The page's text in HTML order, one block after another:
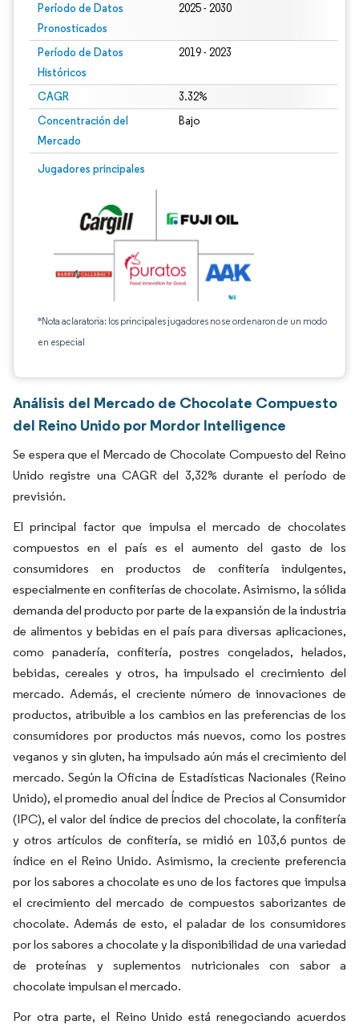
Período de Datos
Pronosticados
2025 - 2030
Período de Datos
Históricos
2019 - 2023
CAGR 3.32%
Concentración del
Mercado
Bajo
Jugadores principales
*Nota aclaratoria: los principales jugadores no se ordenaron de un modo
en especial
Análisis del Mercado de Chocolate Compuesto
del Reino Unido por Mordor Intelligence
Se espera que el Mercado de Chocolate Compuesto del Reino
Unido registre una CAGR del 3,32% durante el período de
previsión.
El principal factor que impulsa el mercado de chocolates
compuestos en el país es el aumento del gasto de los
consumidores en productos de confitería indulgentes,
especialmente en confiterías de chocolate. Asimismo, la sólida
demanda del producto por parte de la expansión de la industria
de alimentos y bebidas en el país para diversas aplicaciones,
como panadería, confitería, postres congelados, helados,
bebidas, cereales y otros, ha impulsado el crecimiento del
mercado. Además, el creciente número de innovaciones de
productos, atribuible a los cambios en las preferencias de los
consumidores por productos más nuevos, como los postres
veganos y sin gluten, ha impulsado aún más el crecimiento del
mercado. Según la Oficina de Estadísticas Nacionales (Reino
Unido), el promedio anual del Índice de Precios al Consumidor
(IPC), el valor del índice de precios del chocolate, la confitería
y otros artículos de confitería, se midió en 103,6 puntos de
índice en el Reino Unido. Asimismo, la creciente preferencia
por los sabores a chocolate es uno de los factores que impulsa
el crecimiento del mercado de compuestos saborizantes de
chocolate. Además de esto, el paladar de los consumidores
por los sabores a chocolate y la disponibilidad de una variedad
de proteínas y suplementos nutricionales con sabor a
chocolate impulsan el mercado.
Por otra parte, el Reino Unido está renegociando acuerdos